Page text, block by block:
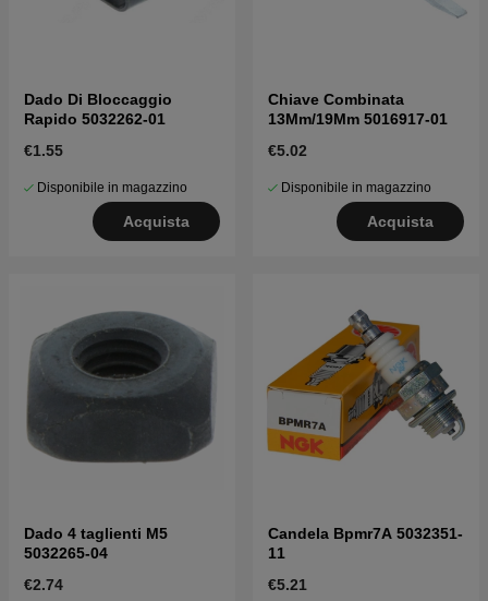
Dado Di Bloccaggio
Rapido 5032262-01
€1.55
Disponibile in magazzino
Acquista
Chiave Combinata
13Mm/19Mm 5016917-01
€5.02
Disponibile in magazzino
Acquista
Dado 4 taglienti M5
5032265-04
€2.74
Candela Bpmr7A 5032351-
11
€5.21